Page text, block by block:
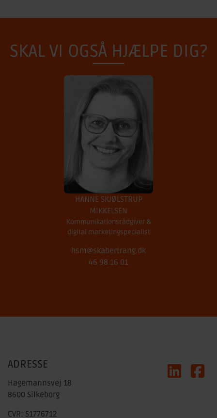
SKAL VI OGSÅ HJÆLPE DIG?
HANNE SKJØLSTRUP
MIKKELSEN
Kommunikations­rådgiver &
digital marketing­specialist
hsm@skabertrang.dk
46 98 16 01
ADRESSE
Hagemannsvej 18
8600 Silkeborg
CVR: 51776712
LinkedIn